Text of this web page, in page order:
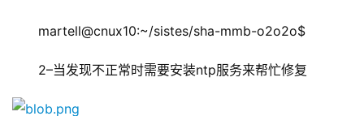
martell@cnux10:~/sistes/sha-mmb-o2o2o$
2–当发现不正常时需要安装ntp服务来帮忙修复